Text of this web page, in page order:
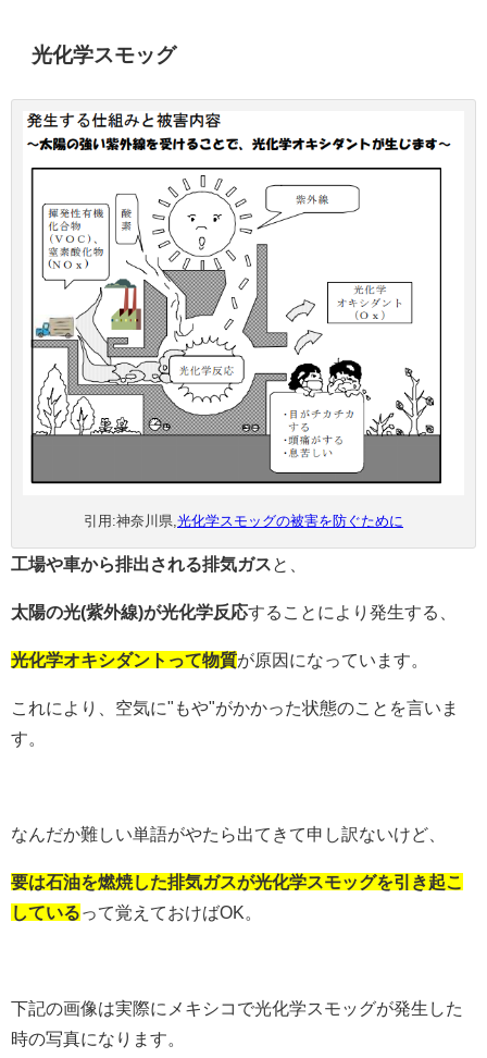
光化学スモッグ
引用:神奈川県, 光化学スモッグの被害を防ぐために
工場や車から排出される排気ガス と、
太陽の光(紫外線)が光化学反応することにより発生する、
光化学オキシダントって物質が原因になっています。
これにより、空気に"もや"がかかった状態のことを言いま
す。
なんだか難しい単語がやたら出てきて申し訳ないけど、
要は石油を燃焼した排気ガスが光化学スモッグを引き起こ
しているって覚えておけばOK。
下記の画像は実際にメキシコで光化学スモッグが発生した
時の写真になります。